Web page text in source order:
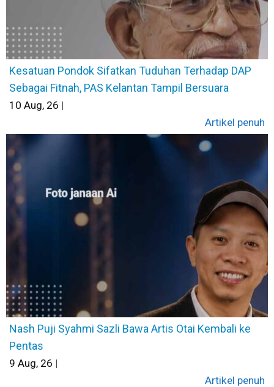
Kesatuan Pondok Sifatkan Tuduhan Terhadap DAP
Sebagai Fitnah, PAS Kelantan Tampil Bersuara
10 Aug, 26 |
Artikel penuh
Nash Puji Syahmi Sazli Bawa Artis Otai Kembali ke
Pentas
9 Aug, 26 |
Artikel penuh